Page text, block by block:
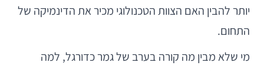
יותר להבין האם הצוות הטכנולוגי מכיר את הדינמיקה של
התחום.
מי שלא מבין מה קורה בערב של גמר כדורגל, למה